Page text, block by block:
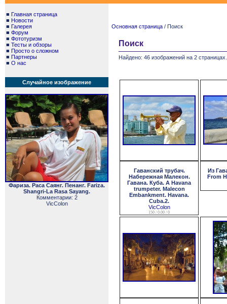
■ Главная страница
■ Новости
■ Галерея
■ Форум
■ Фототуризм
■ Тесты и обзоры
■ Просто о сложном
■ Партнеры
■ О нас
Случайное изображение
Фариза. Раса Саянг. Пенанг. Fariza.
Shangri-La Rasa Sayang.
Комментарии: 2
VicColon
Основная страница / Поиск
Поиск
Найдено: 46 изображений на 2
Гаванский трубач.
Набережная Малекон.
Гавана. Куба. A Havana
trumpeter. Malecon
Embankment. Havana.
Cuba.2.
VicColon
150 / 0.00 / 0
Из
From